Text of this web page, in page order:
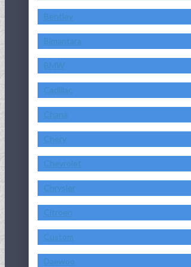
Bentley
Bimantara
BMW
Cadillac
Chana
Chery
Chevrolet
Chrysler
Citroen
Custom
Daewoo